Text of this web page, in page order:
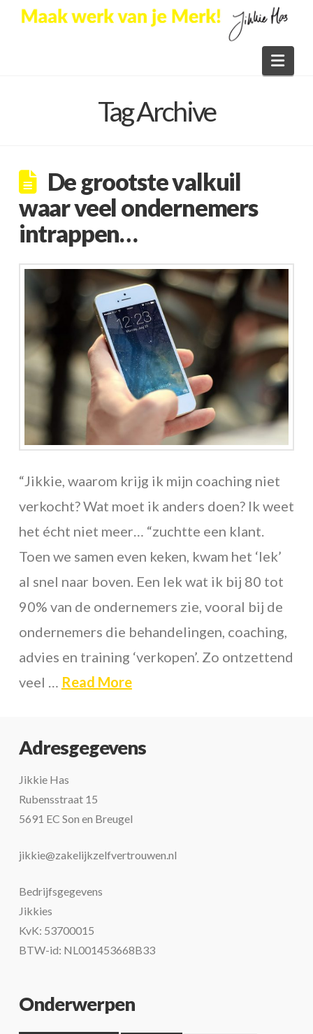
Tag Archive
De grootste valkuil
waar veel ondernemers
intrappen…
“Jikkie, waarom krijg ik mijn coaching niet
verkocht? Wat moet ik anders doen? Ik weet
het écht niet meer… “zuchtte een klant.
Toen we samen even keken, kwam het ‘lek’
al snel naar boven. Een lek wat ik bij 80 tot
90% van de ondernemers zie, vooral bij de
ondernemers die behandelingen, coaching,
advies en training ‘verkopen’. Zo ontzettend
veel … Read More
Adresgegevens
Jikkie Has
Rubensstraat 15
5691 EC Son en Breugel
jikkie@zakelijkzelfvertrouwen.nl
Bedrijfsgegevens
Jikkies
KvK: 53700015
BTW-id: NL001453668B33
Onderwerpen